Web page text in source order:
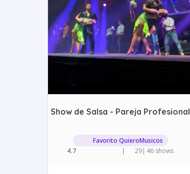
Show de Salsa - Pareja Profesional
Favorito QuieroMusicos
4.7
| 29| 46 shows